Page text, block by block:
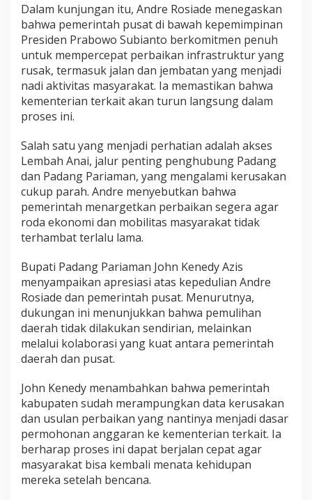
e
r
i
n
t
a
h
P
u
Dalam kunjungan itu, Andre Rosiade menegaskan
bahwa pemerintah pusat di bawah kepemimpinan
Presiden Prabowo Subianto berkomitmen penuh
untuk mempercepat perbaikan infrastruktur yang
rusak, termasuk jalan dan jembatan yang menjadi
nadi aktivitas masyarakat. Ia memastikan bahwa
kementerian terkait akan turun langsung dalam
proses ini.
Salah satu yang menjadi perhatian adalah akses
Lembah Anai, jalur penting penghubung Padang
dan Padang Pariaman, yang mengalami kerusakan
cukup parah. Andre menyebutkan bahwa
pemerintah menargetkan perbaikan segera agar
roda ekonomi dan mobilitas masyarakat tidak
terhambat terlalu lama.
Bupati Padang Pariaman John Kenedy Azis
menyampaikan apresiasi atas kepedulian Andre
Rosiade dan pemerintah pusat. Menurutnya,
dukungan ini menunjukkan bahwa pemulihan
daerah tidak dilakukan sendirian, melainkan
melalui kolaborasi yang kuat antara pemerintah
daerah dan pusat.
John Kenedy menambahkan bahwa pemerintah
kabupaten sudah merampungkan data kerusakan
dan usulan perbaikan yang nantinya menjadi dasar
permohonan anggaran ke kementerian terkait. Ia
berharap proses ini dapat berjalan cepat agar
masyarakat bisa kembali menata kehidupan
mereka setelah bencana.